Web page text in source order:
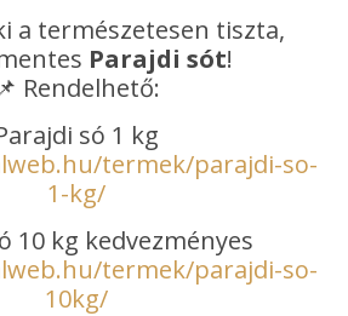
a természetesen tiszta,
Parajdi sót!
Rendelhető:
só 1 kg
termek/parajdi-so-
1-kg/
10 kg kedvezményes
termek/parajdi-so-
10kg/